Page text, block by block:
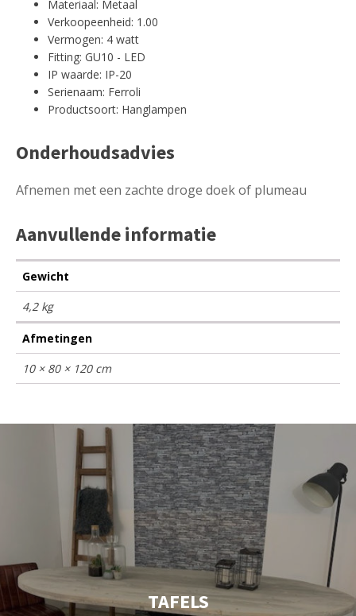
Materiaal: Metaal
Verkoopeenheid: 1.00
Vermogen: 4 watt
Fitting: GU10 - LED
IP waarde: IP-20
Serienaam: Ferroli
Productsoort: Hanglampen
Onderhoudsadvies
Afnemen met een zachte droge doek of plumeau
Aanvullende informatie
Gewicht
4,2 kg
Afmetingen
10 × 80 × 120 cm
TAFELS